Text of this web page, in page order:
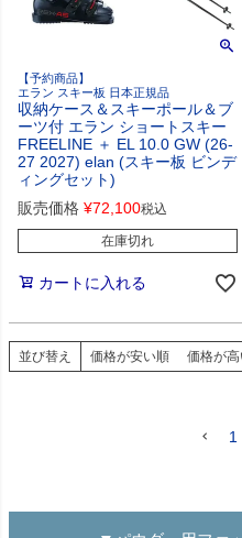
【予約商品】
エラン スキー板 日本正規品
収納ケース＆スキーポール＆ブ
ーツ付 エラン ショートスキー
FREELINE ＋ EL 10.0 GW (26-
27 2027) elan (スキー板 ビンデ
ィングセット)
販売価格 ¥72,100税込
在庫切れ
カートに入れる
並び替え 価格が安い順 価格が
1